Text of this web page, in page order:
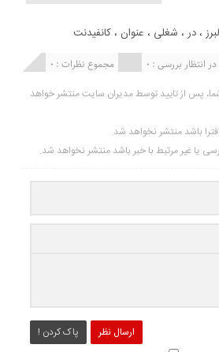
،در ، شغلی ، عنوان ،کانفیدنت
مجموع نظرات : 0 در انتظار بررسی : 0
پس از تایید توسط مدیران سایت منتشر خواهد
باشد منتشر نخواهد شد.
یا غیر مرتبط با خبر باشد منتشر نخواهد شد.
ارسال نظر پاک کردن !